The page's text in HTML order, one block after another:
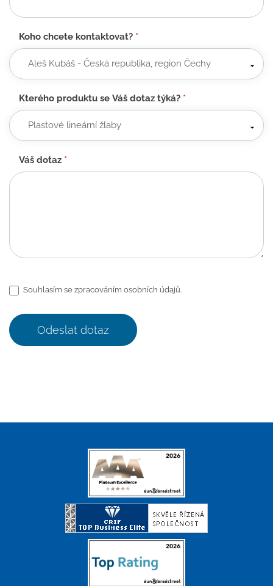
Koho chcete kontaktovat? *
Kterého produktu se Váš dotaz týká? *
Váš dotaz *
Souhlasím se zpracováním osobních údajů.
Odeslat dotaz